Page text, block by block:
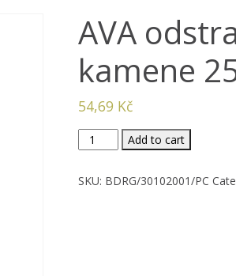
AVA
kamene
54,69 Kč
AVA
vod.
Add to cart
SKU: BDRG/30102001/PC